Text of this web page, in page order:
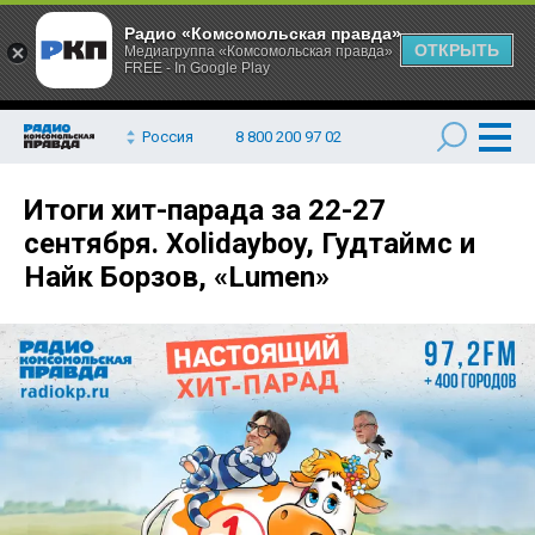
Россия 8 800 200 97 02
Итоги хит-парада за 22-27
сентября. Xolidayboy, Гудтаймс и
Найк Борзов, «Lumen»
Радио «Комсомольская правда»
Медиагруппа «Комсомольская правда»
FREE - In Google Play
ОТКРЫТЬ